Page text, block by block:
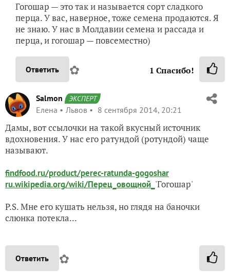
Гогошар — это так и называется сорт сладкого
перца. У вас, наверное, тоже семена продаются. Я
не знаю. У нас в Молдавии семена и рассада и
перца, и гогошар — повсеместно)
Ответить ✿ 1 Спасибо!
Salmon ЭКСПЕРТ
Елена Львов 8 сентября 2014, 20:21
Дамы, вот ссылочки на такой вкусный источник
вдохновения. У нас его ратундой (ротундой) чаще
называют.
findfood.ru/product/perec-ratunda-gogoshar
ru.wikipedia.org/wiki/Перец_овощной_ 'Гогошар'
P.S. Мне его кушать нельзя, но глядя на баночки
слюнка потекла...
Ответить ✿